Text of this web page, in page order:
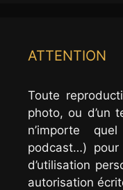
ATTENTION
Toute
photo, ou d’un
n’importe
podcast…)
d’utilisation
autorisation